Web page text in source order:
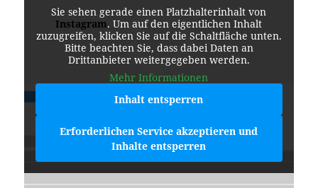
Sie sehen gerade einen Platzhalterinhalt von
Instagram. Um auf den eigentlichen Inhalt
zuzugreifen, klicken Sie auf die Schaltfläche unten.
Bitte beachten Sie, dass dabei Daten an
Drittanbieter weitergegeben werden.
Mehr Informationen
Inhalt entsperren
Erforderlichen Service akzeptieren und
Inhalte entsperren